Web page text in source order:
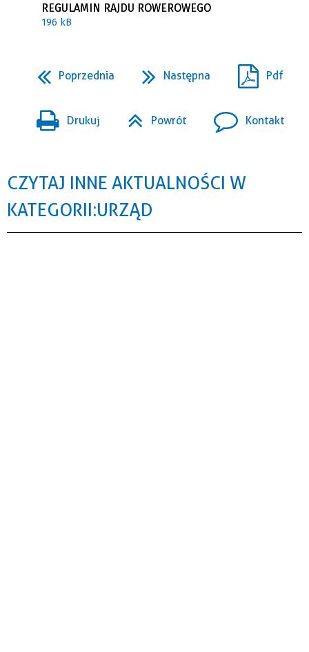
REGULAMIN RAJDU ROWEROWEGO
196 kB
Poprzednia Następna Pdf
Drukuj Powrót Kontakt
CZYTAJ INNE AKTUALNOŚCI W
KATEGORII: URZĄD